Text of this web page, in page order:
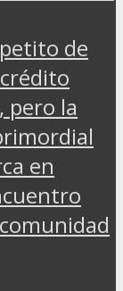
de
pero la
en